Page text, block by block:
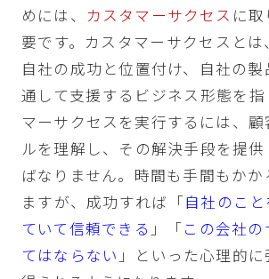
めには、 カスタマーサクセス に
要です。カスタマーサクセスとは
自社の成功と位置付け、自社の
通して支援するビジネス形態を指
マーサクセスを実行するには、顧
ルを理解し、その解決手段を提
ばなりません。時間も手間もかか
ますが、成功すれば「自社のこ
ていて信頼できる 」「 この会社の
てはならない 」といった心理的